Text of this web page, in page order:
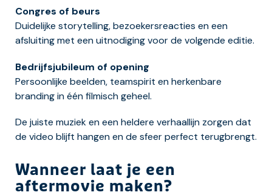
Congres of beurs
Duidelijke storytelling, bezoekersreacties en een
afsluiting met een uitnodiging voor de volgende editie.
Bedrijfsjubileum of opening
Persoonlijke beelden, teamspirit en herkenbare
branding in één filmisch geheel.
De juiste muziek en een heldere verhaallijn zorgen dat
de video blijft hangen en de sfeer perfect terugbrengt.
Wanneer laat je een
aftermovie maken?